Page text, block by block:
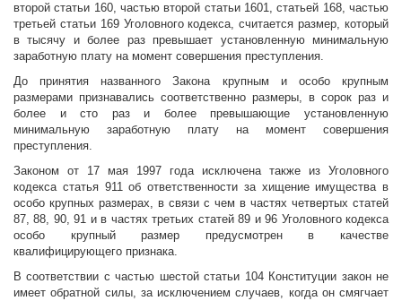
второй статьи 160, частью второй статьи 1601, статьей 168, частью
третьей статьи 169 Уголовного кодекса, считается размер, который
в тысячу и более раз превышает установленную минимальную
заработную плату на момент совершения преступления.
До принятия названного Закона крупным и особо крупным
размерами признавались соответственно размеры, в сорок раз и
более и сто раз и более превышающие установленную
минимальную заработную плату на момент совершения
преступления.
Законом от 17 мая 1997 года исключена также из Уголовного
кодекса статья 911 об ответственности за хищение имущества в
особо крупных размерах, в связи с чем в частях четвертых статей
87, 88, 90, 91 и в частях третьих статей 89 и 96 Уголовного кодекса
особо крупный размер предусмотрен в качестве
квалифицирующего признака.
В соответствии с частью шестой статьи 104 Конституции закон не
имеет обратной силы, за исключением случаев, когда он смягчает